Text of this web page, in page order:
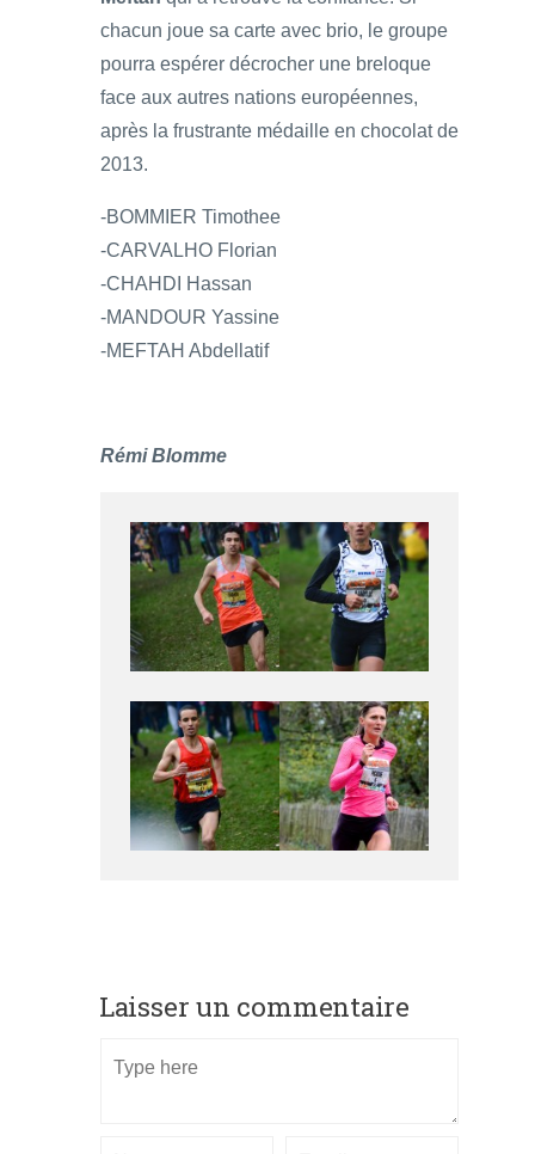
chacun joue sa carte avec brio, le groupe
pourra espérer décrocher une breloque
face aux autres nations européennes,
après la frustrante médaille en chocolat de
2013.
-BOMMIER Timothee
-CARVALHO Florian
-CHAHDI Hassan
-MANDOUR Yassine
-MEFTAH Abdellatif
Rémi Blomme
Laisser un commentaire